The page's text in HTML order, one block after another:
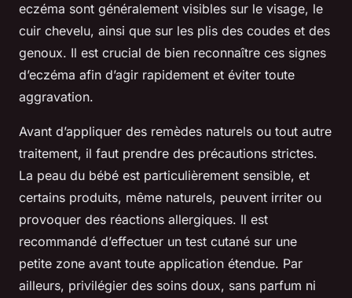
eczéma sont généralement visibles sur le visage, le
cuir chevelu, ainsi que sur les plis des coudes et des
genoux. Il est crucial de bien reconnaître ces signes
d’eczéma afin d’agir rapidement et éviter toute
aggravation.
Avant d’appliquer des remèdes naturels ou tout autre
traitement, il faut prendre des précautions strictes.
La peau du bébé est particulièrement sensible, et
certains produits, même naturels, peuvent irriter ou
provoquer des réactions allergiques. Il est
recommandé d’effectuer un test cutané sur une
petite zone avant toute application étendue. Par
ailleurs, privilégier des soins doux, sans parfum ni